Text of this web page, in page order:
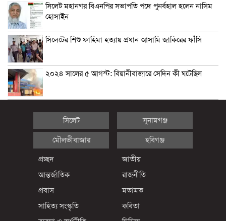
সিলেট মহানগর বিএনপির সভাপতি পদে পুনর্বহাল হলেন নাসিম
হোসাইন
সিলেটের শিশু ফাহিমা হত্যায় প্রধান আসামি জাকিরের ফাঁসি
২০২৪ সালের ৫ আগস্ট: বিয়ানীবাজারে সেদিন কী ঘটেছিল
সিলেট সুনামগঞ্জ
মৌলভীবাজার হবিগঞ্জ
প্রচ্ছদ
জাতীয়
আন্তর্জাতিক
রাজনীতি
প্রবাস
মতামত
সাহিত্য সংস্কৃতি
কবিতা